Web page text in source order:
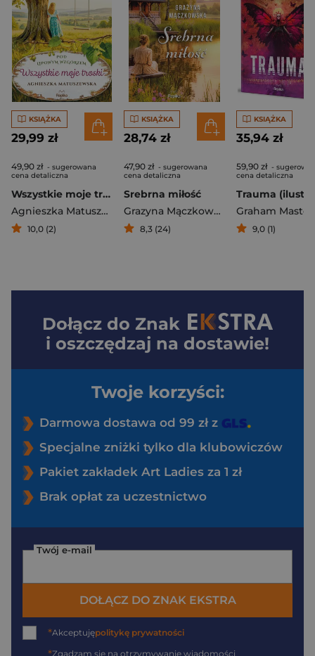
KSIĄŻKA
29,99 zł
49,90 zł - sugerowana
cena detaliczna
Wszystkie moje troski
Agnieszka Matuszewska
10,0 (2)
KSIĄŻKA
28,74 zł
47,90 zł - sugerowana
cena detaliczna
Srebrna miłość
Grazyna Mączkowska
8,3 (24)
KSIĄŻKA
35,94 zł
59,90 zł -
cena detaliczna
Graham
9,0 (1)
Dołącz do Znak
i oszczędzaj na dostawie!
Twoje korzyści:
Darmowa dostawa od 99 zł z
Specjalne zniżki tylko dla klubowiczów
Pakiet zakładek Art Ladies za 1 zł
Brak opłat za uczestnictwo
Twój e-mail
DOŁĄCZ DO ZNAK EKSTRA
*Akceptujępolitykę prywatności
Zgadzam się na otrzymywanie wiadomości